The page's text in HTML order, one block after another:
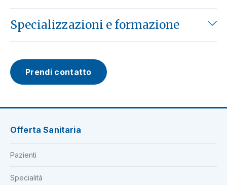
Specializzazioni e formazione
Prendi contatto
Offerta Sanitaria
Pazienti
Specialità